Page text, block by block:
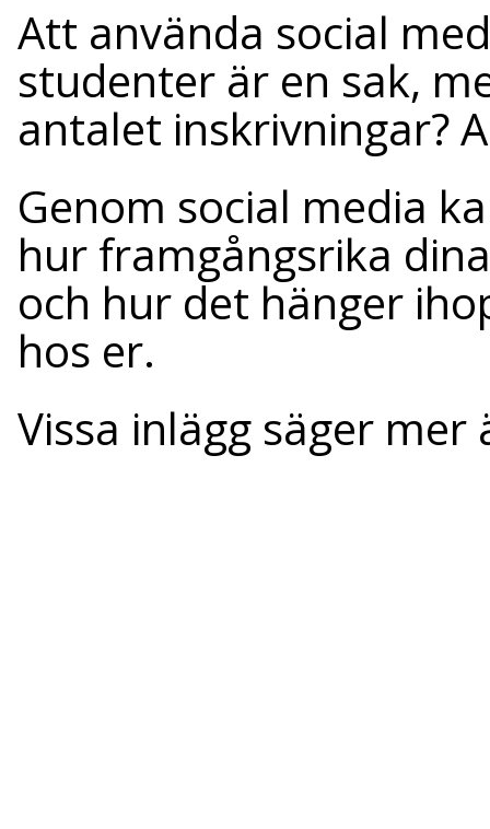
Att använda social
studenter är en sak,
antalet inskrivningar?
Genom social media
hur framgångsrika
och hur det hänger
hos er.
Vissa inlägg säger mer